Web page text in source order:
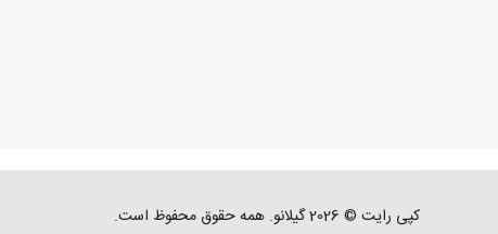
کپی رایت © 2026 گیلانو. همه حقوق محفوظ است.